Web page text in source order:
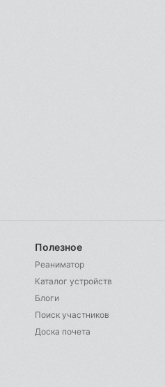
Полезное
Реаниматор
Каталог устройств
Блоги
Поиск участников
Доска почета